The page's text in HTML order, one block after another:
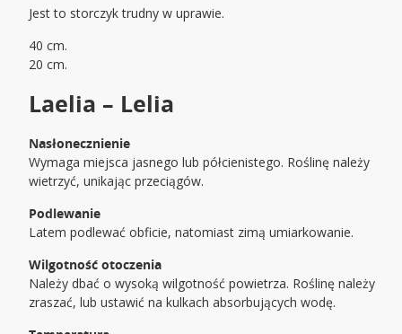
Jest to storczyk trudny w uprawie.
40 cm.
20 cm.
Laelia – Lelia
Nasłonecznienie
Wymaga miejsca jasnego lub półcienistego. Roślinę należy
wietrzyć, unikając przeciągów.
Podlewanie
Latem podlewać obficie, natomiast zimą umiarkowanie.
Wilgotność otoczenia
Należy dbać o wysoką wilgotność powietrza. Roślinę należy
zraszać, lub ustawić na kulkach absorbujących wodę.